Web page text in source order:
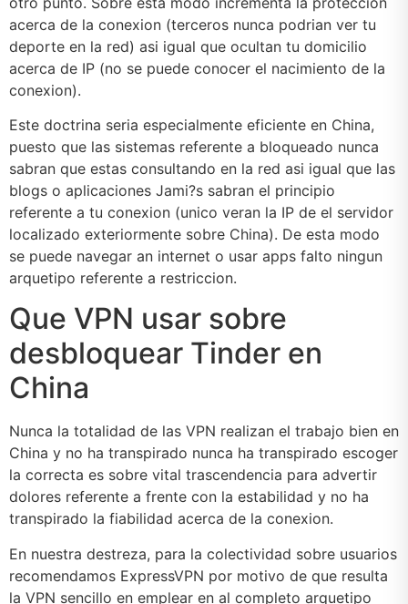
acerca de la conexion (terceros nunca podri­an ver tu
deporte en la red) asi­ igual que ocultan tu domicilio
acerca de IP (no se puede conocer el nacimiento de la
conexion).
Este doctrina seri­a especialmente eficiente en China,
puesto que las sistemas referente a bloqueado nunca
sabran que estas consultando en la red asi­ igual que las
blogs o aplicaciones Jami?s sabran el principio
referente a tu conexion (unico veran la IP de el servidor
localizado exteriormente sobre China). De esta modo
se puede navegar an internet o usar apps falto ningun
arquetipo referente a restriccion.
Que VPN usar sobre
desbloquear Tinder en
China
Nunca la totalidad de las VPN realizan el trabajo bien en
China y no ha transpirado nunca ha transpirado escoger
la correcta es sobre vital trascendencia para advertir
dolores referente a frente con la estabilidad y no ha
transpirado la fiabilidad acerca de la conexion.
En nuestra destreza, para la colectividad sobre usuarios
recomendamos ExpressVPN por motivo de que resulta
la VPN sencillo en emplear en al completo arquetipo